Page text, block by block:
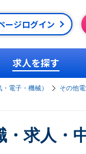
ージログイン
求人を探す
電子・機械）
その他
求人・